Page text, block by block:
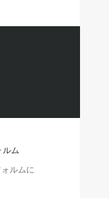
ルム
ルムに